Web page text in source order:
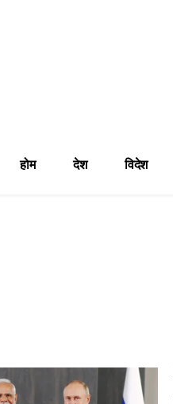
होम देश विदेश